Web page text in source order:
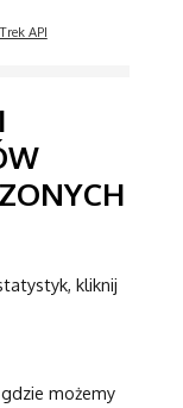
API
kliknij
możemy